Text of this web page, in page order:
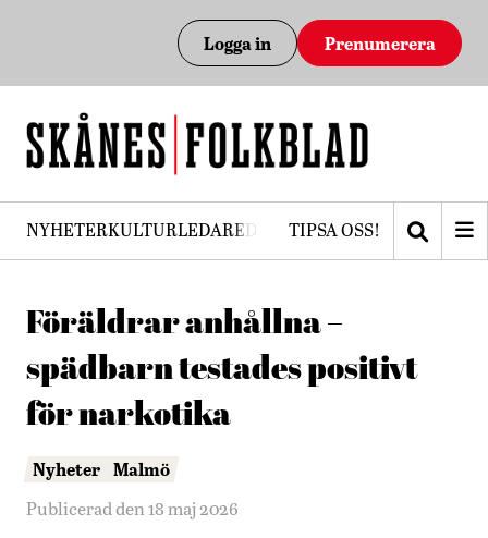
Logga in Prenumerera
NYHETERKULTURLEDAREDEBATTPRENUMERERA
TIPSA OSS!
Föräldrar anhållna –
spädbarn testades positivt
för narkotika
Nyheter Malmö
Publicerad den 18 maj 2026